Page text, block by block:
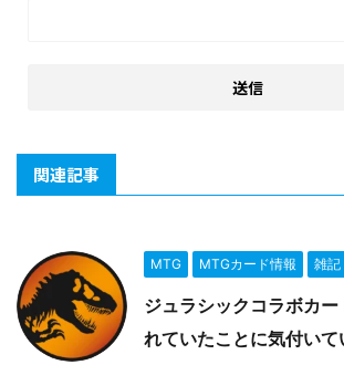
関連記事
MTG MTGカード情報 雑記
ジュラシックコラボカー
れていたことに気付い